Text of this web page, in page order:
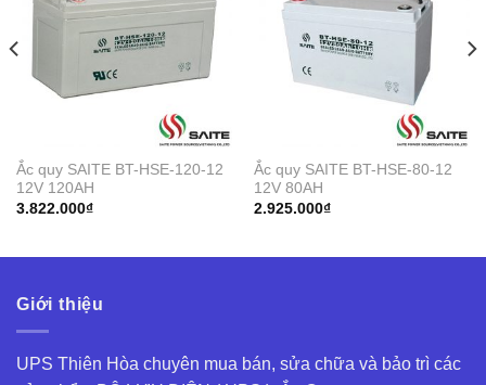
Ắc quy SAITE BT-HSE-120-12
12V 120AH
3.822.000₫
Ắc quy SAITE BT-HSE-80-12
12V 80AH
2.925.000₫
Giới thiệu
UPS Thiên Hòa chuyên mua bán, sửa chữa và bảo trì các